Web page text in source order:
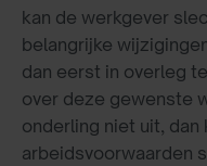
kan de werkgever
belangrijke
dan eerst in overleg
over deze gewenste
onderling niet uit,
arbeidsvoorwaarden